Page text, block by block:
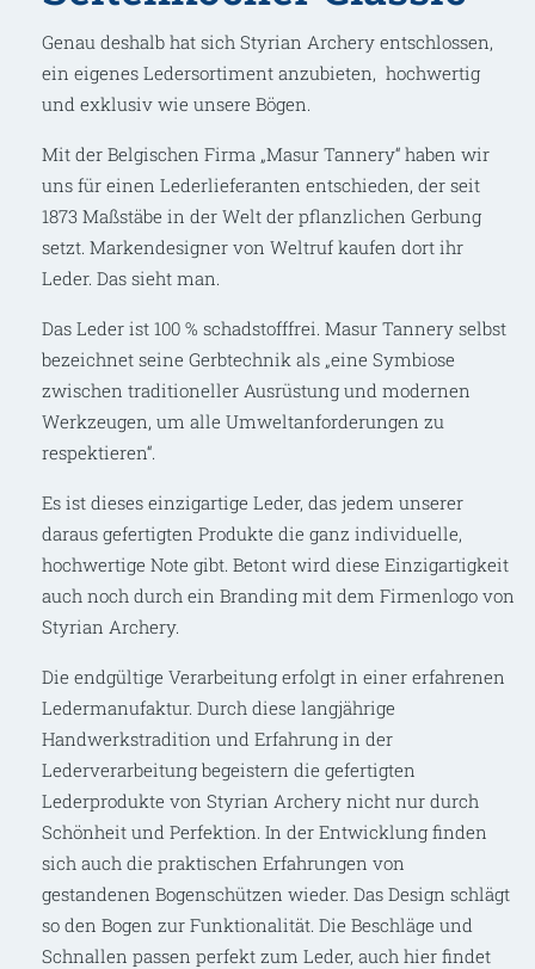
Genau deshalb hat sich Styrian Archery entschlossen,
ein eigenes Ledersortiment anzubieten, hochwertig
und exklusiv wie unsere Bögen.
Mit der Belgischen Firma „Masur Tannery“ haben wir
uns für einen Lederlieferanten entschieden, der seit
1873 Maßstäbe in der Welt der pflanzlichen Gerbung
setzt. Markendesigner von Weltruf kaufen dort ihr
Leder. Das sieht man.
Das Leder ist 100 % schadstofffrei. Masur Tannery selbst
bezeichnet seine Gerbtechnik als „eine Symbiose
zwischen traditioneller Ausrüstung und modernen
Werkzeugen, um alle Umweltanforderungen zu
respektieren“.
Es ist dieses einzigartige Leder, das jedem unserer
daraus gefertigten Produkte die ganz individuelle,
hochwertige Note gibt. Betont wird diese Einzigartigkeit
auch noch durch ein Branding mit dem Firmenlogo von
Styrian Archery.
Die endgültige Verarbeitung erfolgt in einer erfahrenen
Ledermanufaktur. Durch diese langjährige
Handwerkstradition und Erfahrung in der
Lederverarbeitung begeistern die gefertigten
Lederprodukte von Styrian Archery nicht nur durch
Schönheit und Perfektion. In der Entwicklung finden
sich auch die praktischen Erfahrungen von
gestandenen Bogenschützen wieder. Das Design schlägt
so den Bogen zur Funktionalität. Die Beschläge und
Schnallen passen perfekt zum Leder, auch hier findet